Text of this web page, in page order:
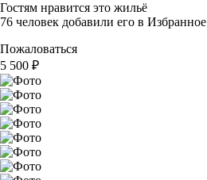
Гостям нравится это жильё
76 человек добавили его в Избранное
Пожаловаться
5 500 ₽